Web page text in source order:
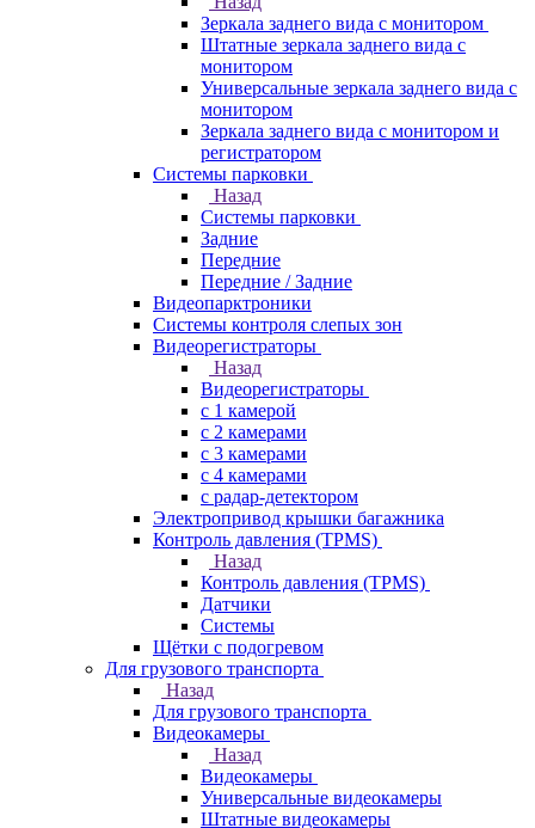
Зеркала заднего вида с монитором
Штатные зеркала заднего вида с
монитором
Универсальные зеркала заднего вида с
монитором
Зеркала заднего вида с монитором и
регистратором
Системы парковки
Назад
Системы парковки
Задние
Передние
Передние / Задние
Видеопарктроники
Системы контроля слепых зон
Видеорегистраторы
Назад
Видеорегистраторы
с 1 камерой
с 2 камерами
с 3 камерами
с 4 камерами
с радар-детектором
Электропривод крышки багажника
Контроль давления (TPMS)
Назад
Контроль давления (TPMS)
Датчики
Системы
Щётки с подогревом
Для грузового транспорта
Назад
Для грузового транспорта
Видеокамеры
Назад
Видеокамеры
Универсальные видеокамеры
Штатные видеокамеры